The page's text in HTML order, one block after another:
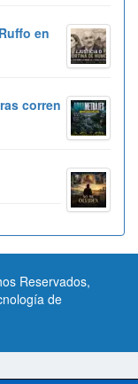
en
corren
Reservados,
de